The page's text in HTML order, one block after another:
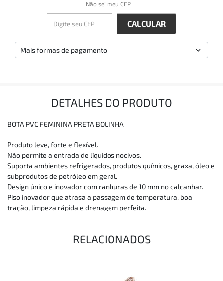
Não sei meu CEP
Mais formas de pagamento
DETALHES DO PRODUTO
BOTA PVC FEMININA PRETA BOLINHA
Produto leve, forte e flexível.
Não permite a entrada de líquidos nocivos.
Suporta ambientes refrigerados, produtos químicos, graxa, óleo e
subprodutos de petróleo em geral.
Design único e inovador com ranhuras de 10 mm no calcanhar.
Piso inovador que atrasa a passagem de temperatura, boa
tração, limpeza rápida e drenagem perfeita.
RELACIONADOS